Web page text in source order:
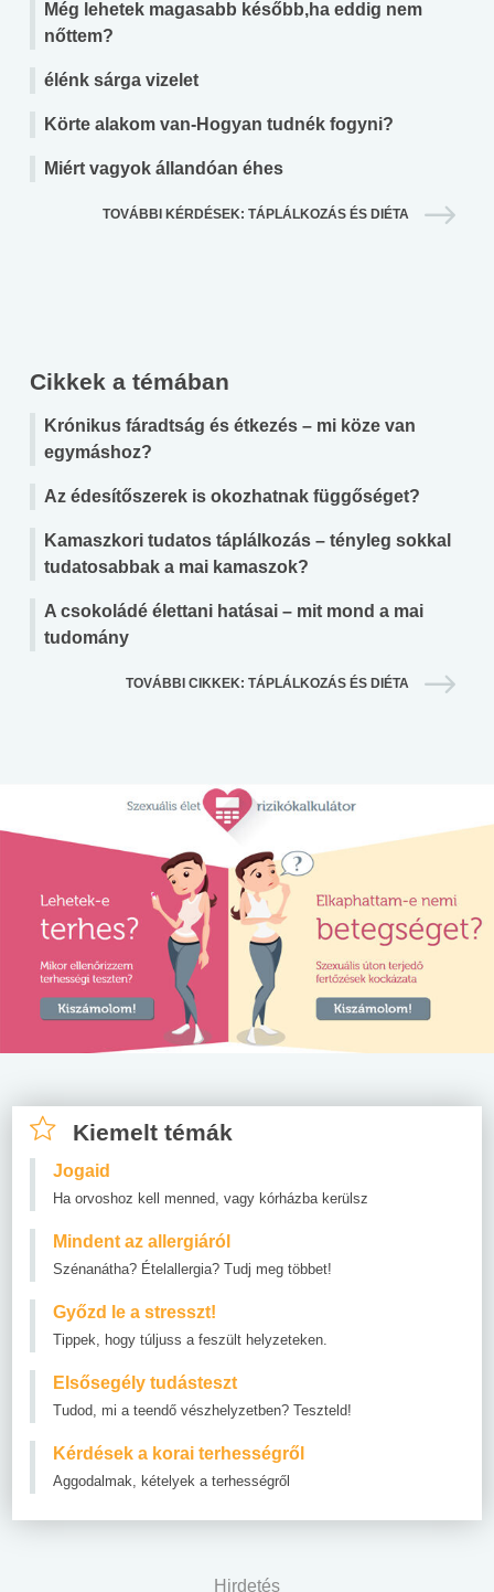
Még lehetek magasabb később,ha eddig nem
nőttem?
élénk sárga vizelet
Körte alakom van-Hogyan tudnék fogyni?
Miért vagyok állandóan éhes
TOVÁBBI KÉRDÉSEK: TÁPLÁLKOZÁS ÉS DIÉTA
Cikkek a témában
Krónikus fáradtság és étkezés – mi köze van
egymáshoz?
Az édesítőszerek is okozhatnak függőséget?
Kamaszkori tudatos táplálkozás – tényleg sokkal
tudatosabbak a mai kamaszok?
A csokoládé élettani hatásai – mit mond a mai
tudomány
TOVÁBBI CIKKEK: TÁPLÁLKOZÁS ÉS DIÉTA
Kiemelt témák
Jogaid
Ha orvoshoz kell menned, vagy kórházba kerülsz
Mindent az allergiáról
Szénanátha? Ételallergia? Tudj meg többet!
Győzd le a stresszt!
Tippek, hogy túljuss a feszült helyzeteken.
Elsősegély tudásteszt
Tudod, mi a teendő vészhelyzetben? Teszteld!
Kérdések a korai terhességről
Aggodalmak, kételyek a terhességről
Hirdetés